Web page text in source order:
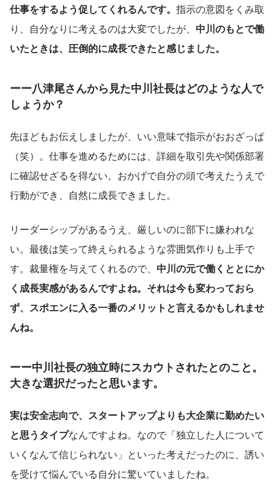
仕事をするよう促してくれるんです。 指示の意図をくみ取
り、自分なりに考えるのは大変でしたが、 中川のもとで働
いたときは、圧倒的に成長できたと感じました。
ーー八津尾さんから見た中川社長はどのような人で
しょうか？
先ほどもお伝えしましたが、いい意味で指示がおおざっぱ
（笑）。仕事を進めるためには、詳細を取引先や関係部署
に確認せざるを得ない。おかげで自分の頭で考えたうえで
行動ができ、自然に成長できました。
リーダーシップがあるうえ、厳しいのに部下に嫌われな
い。最後は笑って終えられるような雰囲気作りも上手で
す。裁量権を与えてくれるので、 中川の元で働くととにか
く成長実感があるんですよね。それは今も変わっておら
ず、スポエンに入る一番のメリットと言えるかもしれませ
んね。
ーー中川社長の独立時にスカウトされたとのこと。
大きな選択だったと思います。
実は安全志向で、スタートアップよりも大企業に勤めたい
と思うタイプなんですよね。なので「独立した人について
いくなんて信じられない」といった考えだったのに、誘い
を受けて悩んでいる自分に驚いていましたね。